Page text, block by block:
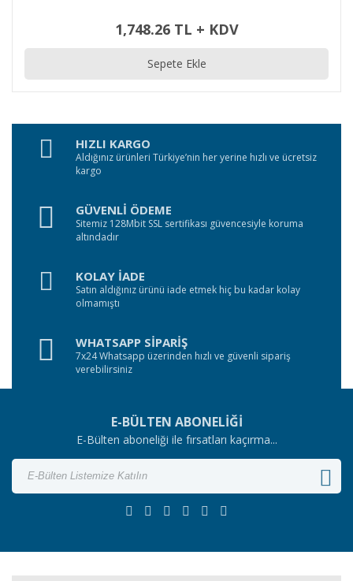
1,748.26 TL + KDV
Sepete Ekle
HIZLI KARGO
Aldığınız ürünleri Türkiye’nin her yerine hızlı ve ücretsiz
kargo
GÜVENLİ ÖDEME
Sitemiz 128Mbit SSL sertifikası güvencesiyle koruma
altındadır
KOLAY İADE
Satın aldığınız ürünü iade etmek hiç bu kadar kolay
olmamıştı
WHATSAPP SİPARİŞ
7x24 Whatsapp üzerinden hızlı ve güvenli sipariş
verebilirsiniz
E-BÜLTEN ABONELİĞİ
E-Bülten aboneliği ile fırsatları kaçırma...